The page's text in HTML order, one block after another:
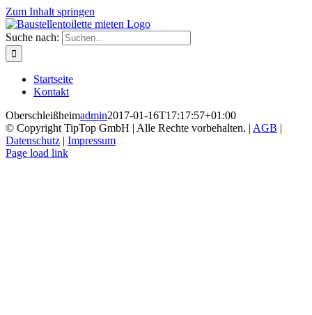
Zum Inhalt springen
Suche nach:
Startseite
Kontakt
Oberschleißheimadmin2017-01-16T17:17:57+01:00
© Copyright TipTop GmbH | Alle Rechte vorbehalten. | AGB |
Datenschutz | Impressum
Page load link